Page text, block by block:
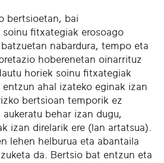
bertsioetan, bai
fitxategiak erosoago
nabardura, tempo eta
hoberenetan oinarrituz
horiek soinu fitxategiak
ahal izateko eginak izan
bertsioan temporik ez
behar izan dugu,
izan direlarik ere (lan artatsua).
lehen helburua eta abantaila
da. Bertsio bat entzun eta